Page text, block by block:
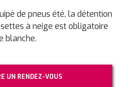
de pneus été, la détention
à neige est obligatoire
blanche.
UN RENDEZ-VOUS